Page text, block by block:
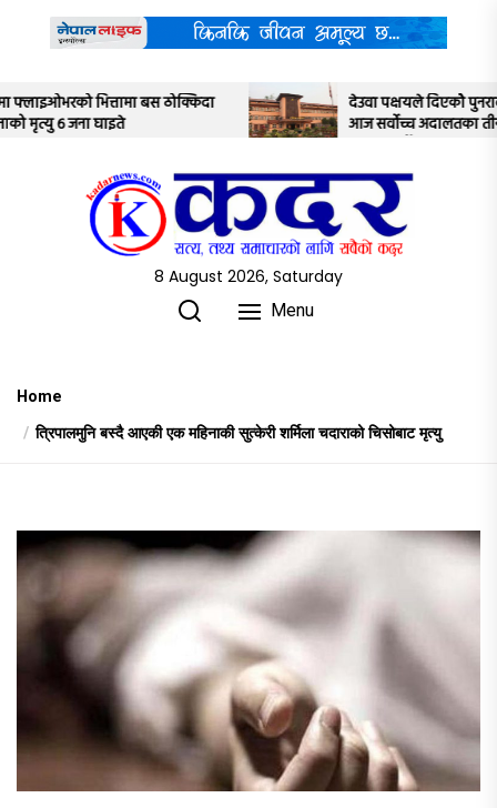
content
देउवा पक्षयले दिएकोे पुनरावलोकन निवेदनमाथि
आज सर्वोच्च अदालतका तीन न्यायाधीशले
8 August 2026, Saturday
Menu
Home
त्रिपालमुनि बस्दै आएकी एक महिनाकी सुत्केरी शर्मिला चदाराको चिसोबाट मृत्यु